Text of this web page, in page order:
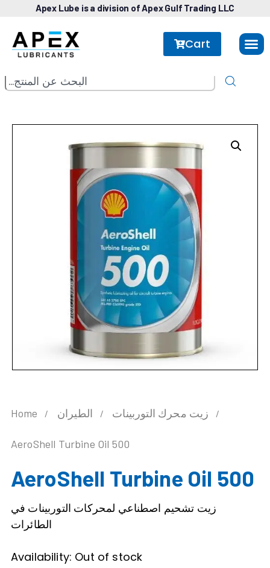
Apex Lube is a division of Apex Gulf Trading LLC
Cart
Home الطيران زيت محرك التوربينات
AeroShell Turbine Oil 500
AeroShell Turbine Oil 500
زيت تشحيم اصطناعي لمحركات التوربينات في
الطائرات
Availability: Out of stock